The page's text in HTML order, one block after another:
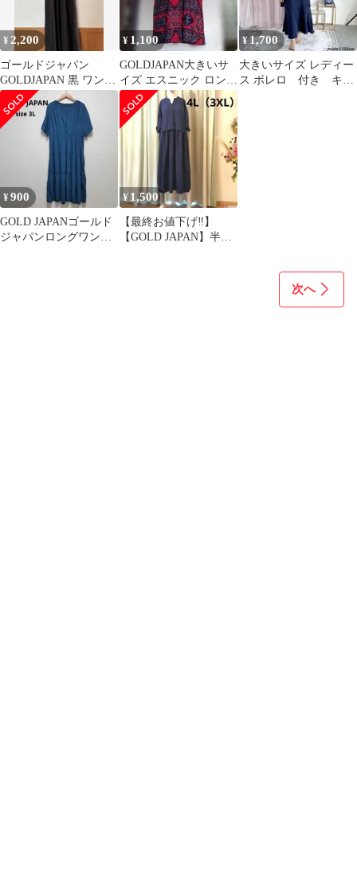
¥ 2,200
ゴールドジャパン
GOLDJAPAN 黒 ワンピ
ースLL〜3L
¥ 1,100
GOLDJAPAN大きいサ
イズ エスニック ロング
ワンピース 綿100%
¥1,700
大きいサイズ レディー
ス ボレロ 付き キャ
¥900
GOLD JAPANゴールド
ジャパンロングワンピ
¥ 1,500
【最終お値下げ‼️】
【GOLD JAPAN】半袖
次へ